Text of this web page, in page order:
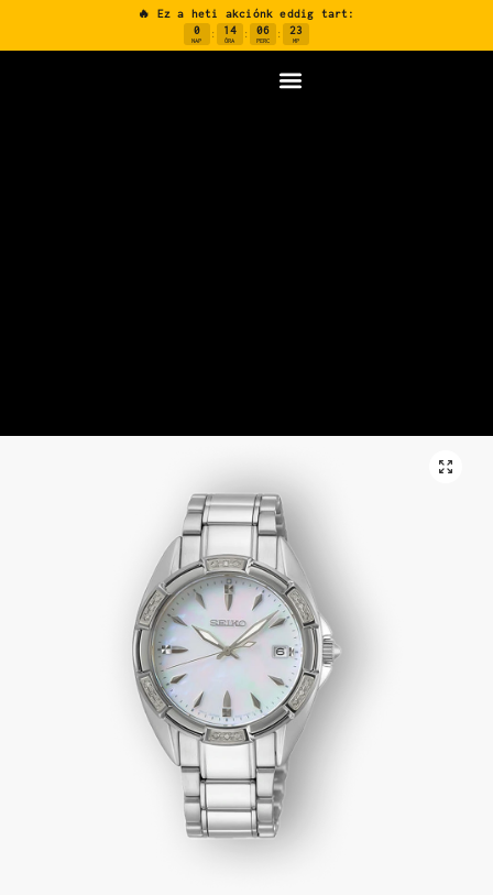
🔥 Ez a heti akciónk eddig tart:
0
NAP
: 14
ÓRA
: 06
PERC
: 22
MP